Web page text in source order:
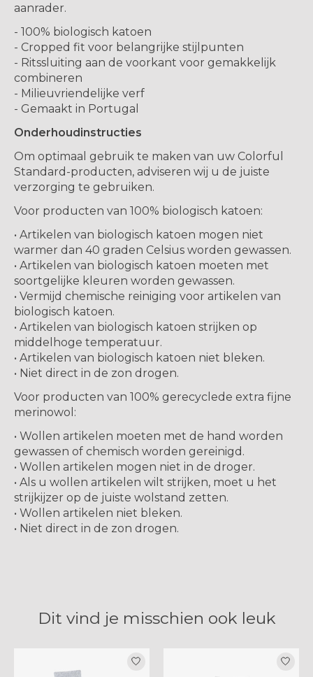
aanrader.
- 100% biologisch katoen
- Cropped fit voor belangrijke stijlpunten
- Ritssluiting aan de voorkant voor gemakkelijk
combineren
- Milieuvriendelijke verf
- Gemaakt in Portugal
Onderhoudinstructies
Om optimaal gebruik te maken van uw Colorful
Standard-producten, adviseren wij u de juiste
verzorging te gebruiken.
Voor producten van 100% biologisch katoen:
• Artikelen van biologisch katoen mogen niet
warmer dan 40 graden Celsius worden gewassen.
• Artikelen van biologisch katoen moeten met
soortgelijke kleuren worden gewassen.
• Vermijd chemische reiniging voor artikelen van
biologisch katoen.
• Artikelen van biologisch katoen strijken op
middelhoge temperatuur.
• Artikelen van biologisch katoen niet bleken.
• Niet direct in de zon drogen.
Voor producten van 100% gerecyclede extra fijne
merinowol:
• Wollen artikelen moeten met de hand worden
gewassen of chemisch worden gereinigd.
• Wollen artikelen mogen niet in de droger.
• Als u wollen artikelen wilt strijken, moet u het
strijkijzer op de juiste wolstand zetten.
• Wollen artikelen niet bleken.
• Niet direct in de zon drogen.
Dit vind je misschien ook leuk
Items van productcarrousel